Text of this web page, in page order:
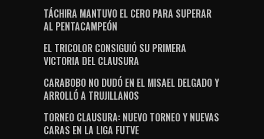
TÁCHIRA MANTUVO EL CERO PARA SUPERAR
AL PENTACAMPEÓN
EL TRICOLOR CONSIGUIÓ SU PRIMERA
VICTORIA DEL CLAUSURA
CARABOBO NO DUDÓ EN EL MISAEL DELGADO Y
ARROLLÓ A TRUJILLANOS
TORNEO CLAUSURA: NUEVO TORNEO Y NUEVAS
CARAS EN LA LIGA FUTVE